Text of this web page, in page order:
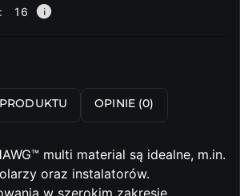
16
OPINIE (0)
multi material są idealne, m.in.
oraz instalatorów.